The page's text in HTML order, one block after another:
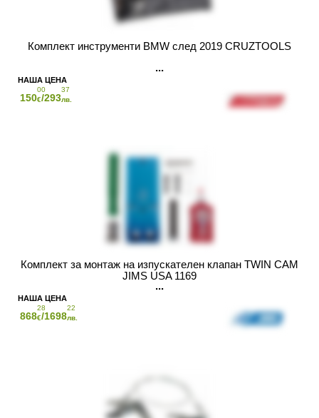
Комплект инструменти BMW след 2019 CRUZTOOLS
150
00
€/293
37
лв.
Комплект за монтаж на изпускателен клапан TWIN CAM
JIMS USA 1169
868
28
€/1698
22
лв.